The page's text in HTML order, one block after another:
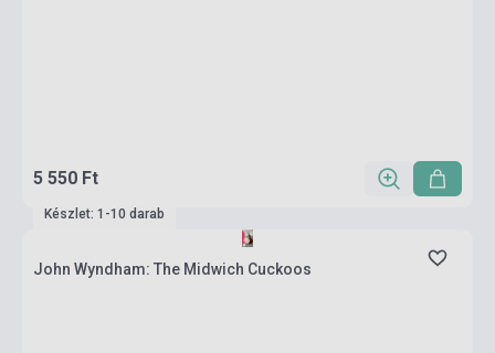
5 550 Ft
Készlet: 1-10 darab
John Wyndham: The Midwich Cuckoos